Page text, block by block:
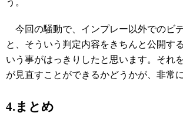
う。
今回の騒動で、インプレー以外でのビ
と、そういう判定内容をきちんと公開す
いう事がはっきりしたと思います。それ
が見直すことができるかどうかが、非常
4.まとめ